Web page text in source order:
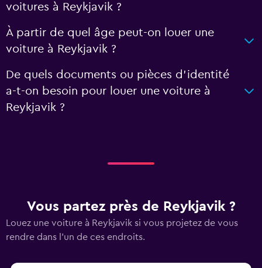
voitures à Reykjavik ?
À partir de quel âge peut-on louer une
voiture à Reykjavik ?
De quels documents ou pièces d'identité
a-t-on besoin pour louer une voiture à
Reykjavik ?
Vous partez près de Reykjavik ?
Louez une voiture à Reykjavik si vous projetez de vous
rendre dans l'un de ces endroits.